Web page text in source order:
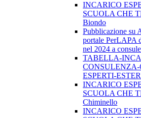
INCARICO
SCUOLA CHE
Biondo
Pubblicazione su
portale PerLAPA
nel 2024 a
TABELLA-
ESPERTI-
INCARICO
SCUOLA CHE
Chiminello
INCARICO